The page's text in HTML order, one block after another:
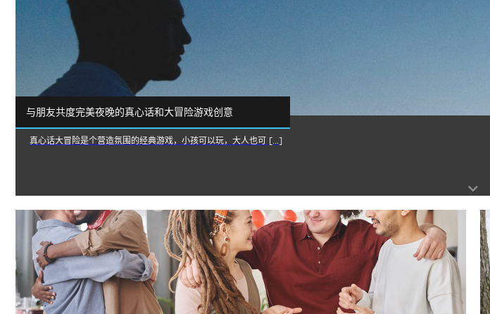
与朋友共度完美夜晚的真心话和大冒险游戏创意
真心话大冒险是个营造氛围的经典游戏，小孩可以玩，大人也可 […]